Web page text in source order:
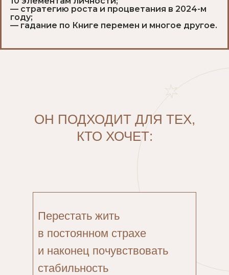
— стратегию роста и процветания в 2024-м
году;
— гадание по Книге перемен и многое другое.
ОН ПОДХОДИТ ДЛЯ ТЕХ,
КТО ХОЧЕТ:
Перестать жить
в постоянном страхе
и наконец почувствовать
стабильность